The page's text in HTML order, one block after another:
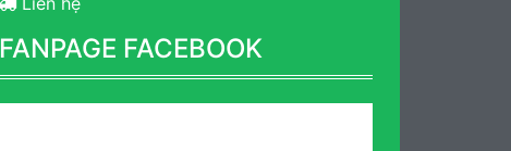
FANPAGE FACEBOOK